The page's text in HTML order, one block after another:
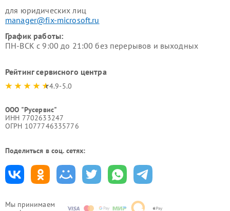
Мы принимаем
для юридических лиц
manager@fix-microsoft.ru
График работы:
ПН-ВСК с 9:00 до 21:00 без перерывов и выходных
Рейтинг сервисного центра
4.9-5.0
ООО "Русервис"
ИНН 7702633247
ОГРН 1077746335776
Поделиться в соц. сетях: